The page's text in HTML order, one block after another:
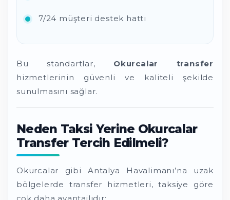
7/24 müşteri destek hattı
Bu standartlar, Okurcalar transfer
hizmetlerinin güvenli ve kaliteli şekilde
sunulmasını sağlar.
Neden Taksi Yerine Okurcalar
Transfer Tercih Edilmeli?
Okurcalar gibi Antalya Havalimanı’na uzak
bölgelerde transfer hizmetleri, taksiye göre